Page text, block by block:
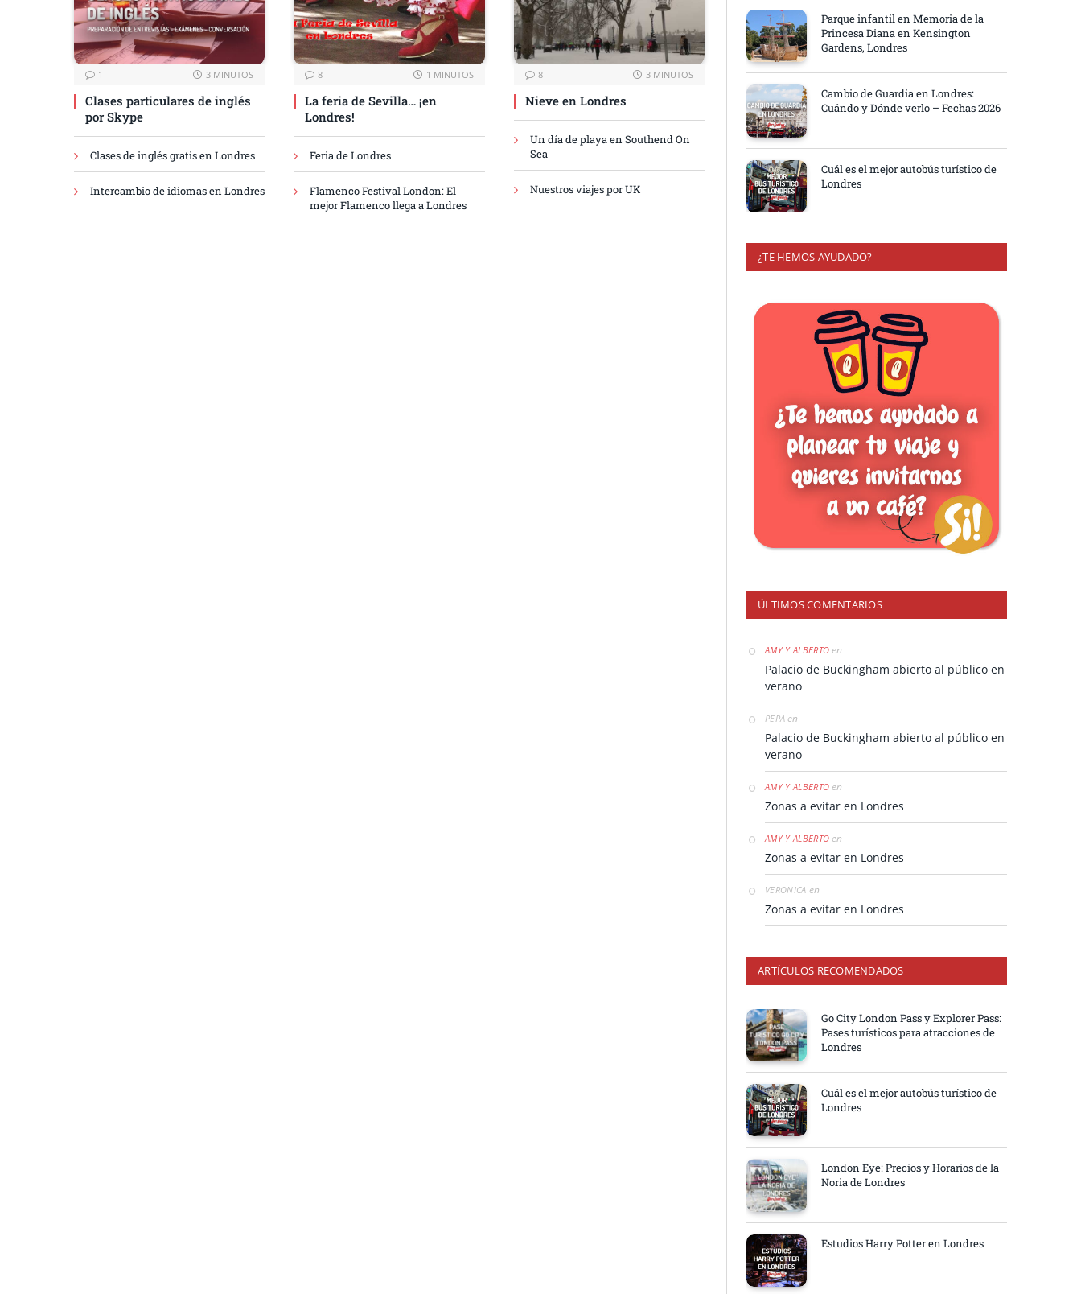
1 3 MINUTOS
Clases particulares de inglés
por Skype
Clases de inglés gratis en Londres
Intercambio de idiomas en Londres
8 1 MINUTOS
La feria de Sevilla… ¡en
Londres!
Feria de Londres
Flamenco Festival London: El
mejor Flamenco llega a Londres
8 3 MINUTOS
Nieve en Londres
Un día de playa en Southend On
Sea
Nuestros viajes por UK
Parque infantil en Memoria de la
Princesa Diana en Kensington
Gardens, Londres
Cambio de Guardia en Londres:
Cuándo y Dónde verlo – Fechas 2026
Cuál es el mejor autobús turístico de
Londres
¿TE HEMOS AYUDADO?
ÚLTIMOS COMENTARIOS
AMY Y ALBERTO en
Palacio de Buckingham abierto al público en
verano
PEPA en
Palacio de Buckingham abierto al público en
verano
AMY Y ALBERTO en
Zonas a evitar en Londres
AMY Y ALBERTO en
Zonas a evitar en Londres
VERONICA en
Zonas a evitar en Londres
ARTÍCULOS RECOMENDADOS
Go City London Pass y Explorer Pass:
Pases turísticos para atracciones de
Londres
Cuál es el mejor autobús turístico de
Londres
London Eye: Precios y Horarios de la
Noria de Londres
Estudios Harry Potter en Londres